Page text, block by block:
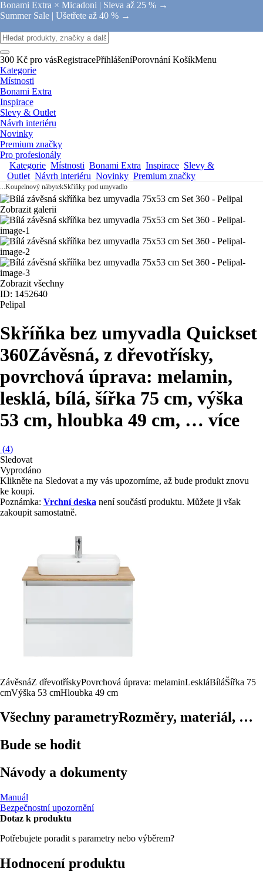
Bonami Extra × Micadoni | Sleva až 25 % →
Summer Sale | Ušetřete až 40 % →
300 Kč pro vásRegistracePřihlášeníPorovnání KošíkMenu
Kategorie
Místnosti
Bonami Extra
Inspirace
Slevy & Outlet
Návrh interiéru
Novinky
Premium značky
Pro profesionály
Kategorie Místnosti Bonami Extra Inspirace Slevy &
Outlet Návrh interiéru Novinky Premium značky
...Koupelnový nábytekSkříňky pod umyvadlo
Zobrazit galerii
Zobrazit všechny
ID: 1452640
Pelipal
Skříňka bez umyvadla Quickset
360Závěsná, z dřevotřísky,
povrchová úprava: melamin,
lesklá, bílá, šířka 75 cm, výška
53 cm, hloubka 49 cm, … více
(4)
Sledovat
Vyprodáno
Klikněte na Sledovat a my vás upozorníme, až bude produkt znovu
ke koupi.
Poznámka: Vrchní deska není součástí produktu. Můžete ji však
zakoupit samostatně.
ZávěsnáZ dřevotřískyPovrchová úprava: melaminLeskláBíláŠířka 75
cmVýška 53 cmHloubka 49 cm
Všechny parametryRozměry, materiál, …
Bude se hodit
Návody a dokumenty
Manuál
Bezpečnostní upozornění
Dotaz k produktu
Potřebujete poradit s parametry nebo výběrem?
Hodnocení produktu